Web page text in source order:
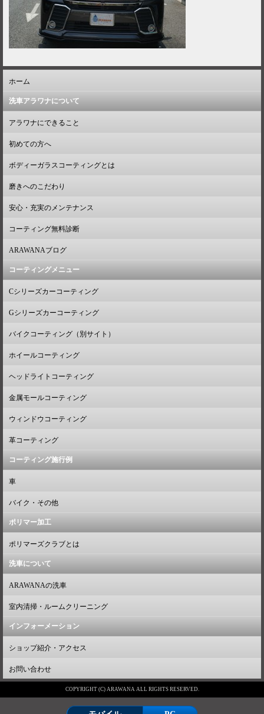
ホーム
洗車アラワナについて
アラワナにできること
初めての方へ
ボディーガラスコーティングとは
磨きへのこだわり
安心・充実のメンテナンス
コーティング無料診断
ARAWANAブログ
コーティングメニュー
Cシリーズカーコーティング
Gシリーズカーコーティング
バイクコーティング（別サイト）
ホイールコーティング
ヘッドライトコーティング
金属モールコーティング
ウィンドウコーティング
革コーティング
コーティング施行例
車
バイク・その他
ポリマー加工
ポリマーズクラブとは
洗車について
ARAWANAの洗車
室内清掃・ルームクリーニング
インフォーメーション
ショップ紹介・アクセス
お問い合わせ
COPYRIGHT (C) ARAWANA ALL RIGHTS RESERVED.